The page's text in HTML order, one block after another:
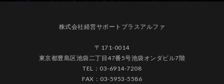
株式会社経営サポートプラスアルファ
〒171-0014
東京都豊島区池袋二丁目47番5号池袋オンダビル7階
TEL：03-6914-7208
FAX：03-5953-5586